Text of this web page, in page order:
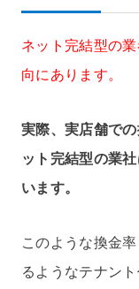
ネット完結型の
向にあります。
実際、実店舗で
ット完結型の業
います。
このような換金
るようなテナン